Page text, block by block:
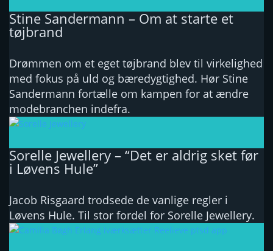
Stine Sandermann – Om at starte et
tøjbrand
Drømmen om et eget tøjbrand blev til virkelighed
med fokus på uld og bæredygtighed. Hør Stine
Sandermann fortælle om kampen for at ændre
modebranchen indefra.
Sorelle Jewellery – “Det er aldrig sket før
i Løvens Hule”
Jacob Risgaard trodsede de vanlige regler i
Løvens Hule. Til stor fordel for Sorelle Jewellery.